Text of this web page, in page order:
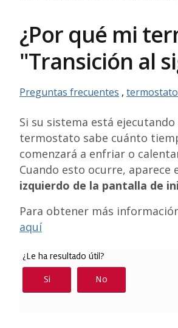
¿Por qué mi
"Transición al
Preguntas frecuentes ,
Si su sistema está
termostato sabe cuánto
comenzará a enfriar o
Cuando esto ocurre, aparece
izquierdo de la pantalla de
Para obtener más
aquí